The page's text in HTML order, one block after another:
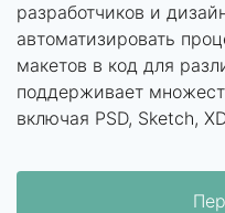
разработчиков и
автоматизировать
макетов в код для
поддерживает
включая PSD, Sketch,